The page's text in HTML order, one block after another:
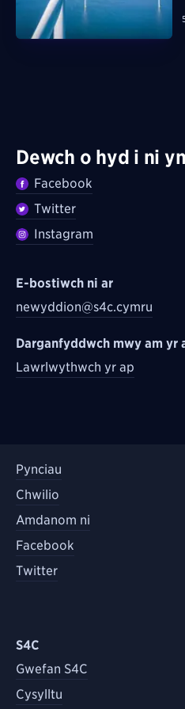
Dewch o hyd i ni
Facebook
Twitter
Instagram
E-bostiwch ni ar
newyddion@s4c.cymru
Darganfyddwch mwy am yr
Lawrlwythwch yr ap
Pynciau
Chwilio
Amdanom ni
Facebook
Twitter
S4C
Gwefan S4C
Cysylltu